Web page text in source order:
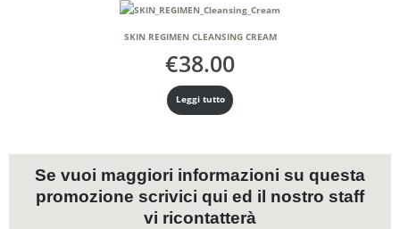
SKIN REGIMEN CLEANSING CREAM
€38.00
Leggi tutto
Se vuoi maggiori informazioni su questa
promozione scrivici qui ed il nostro staff
vi ricontatterà